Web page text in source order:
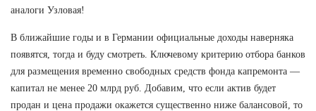
аналоги Узловая!
В ближайшие годы и в Германии официальные доходы наверняка
появятся, тогда и буду смотреть. Ключевому критерию отбора банков
для размещения временно свободных средств фонда капремонта —
капитал не менее 20 млрд руб. Добавим, что если актив будет
продан и цена продажи окажется существенно ниже балансовой, то